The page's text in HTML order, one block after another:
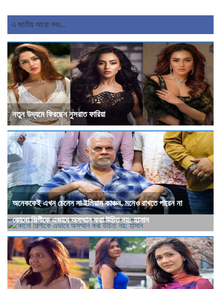
এ জাতীয় আরো খবর...
নতুন উদ্যমে ফিরছেন নুসরাত ফারিয়া
অনেককেই এখন চেনেন না ইলিয়াস কাঞ্চন, মনেও রাখতে পারেন না
কোনো শিল্পীকে এভাবে অসম্মান করা উচিত নয়: হাসান